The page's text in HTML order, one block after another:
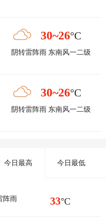
30~26°C
阴转雷阵雨 东南风一二级
30~26°C
阴转雷阵雨 东南风一二级
今日最高 今日最低
阵雨 33°C